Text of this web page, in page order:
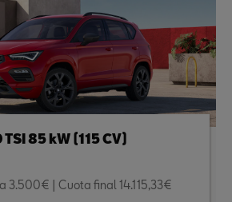
85 kW (115 CV)
3.500€ | Cuota final 14.115,33€